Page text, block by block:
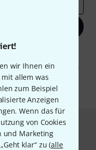
wir Ihnen ein
allem was
zum Beispiel
Anzeigen
Wenn das für
von Cookies
und Marketing
klar“ zu (alle
dem Erhalt von E-Mail-
zu. Die
finden Sie in
.